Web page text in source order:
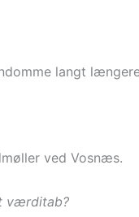
langt
ved Vosnæs.
værditab?